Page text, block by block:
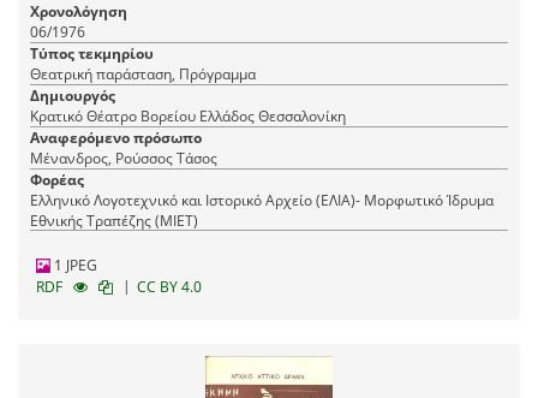
Χρονολόγηση
06/1976
Τύπος τεκμηρίου
Θεατρική παράσταση, Πρόγραμμα
Δημιουργός
Κρατικό Θέατρο Βορείου Ελλάδος Θεσσαλονίκη
Αναφερόμενο πρόσωπο
Μένανδρος, Ρούσσος Τάσος
Φορέας
Ελληνικό Λογοτεχνικό και Ιστορικό Αρχείο (ΕΛΙΑ)- Μορφωτικό Ίδρυμα
Εθνικής Τραπέζης (ΜΙΕΤ)
1 JPEG
RDF
| CC BY 4.0